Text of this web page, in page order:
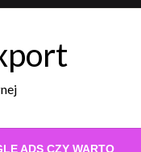
ADS CZY WARTO